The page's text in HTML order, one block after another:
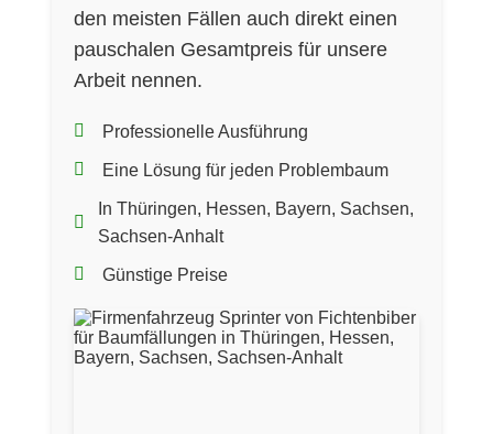
den meisten Fällen auch direkt einen
pauschalen Gesamtpreis für unsere
Arbeit nennen.
Professionelle Ausführung
Eine Lösung für jeden Problembaum
In Thüringen, Hessen, Bayern, Sachsen,
Sachsen-Anhalt
Günstige Preise